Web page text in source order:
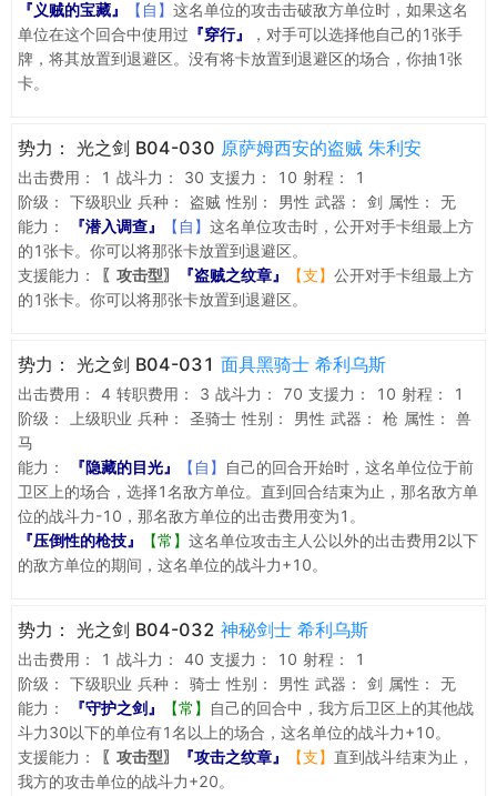
『义贼的宝藏』 【自】 这名单位的攻击击破敌方单位时，如果这名
单位在这个回合中使用过 『穿行』
，对手可以选择他自己的1张手
牌，将其放置到退避区。没有将卡放置到退避区的场合，你抽1张
卡。
势力： 光之剑 B04-030 原萨姆西安的盗贼 朱利安
出击费用： 1 战斗力： 30 支援力： 10 射程：
1
阶级：
下级职业 兵种： 盗贼 性别： 男性 武器： 剑 属性：
无
能力：
『潜入调查』 【自】 这名单位攻击时，公开对手卡组最上方
的1张卡。你可以将那张卡放置到退避区。
支援能力：
〖攻击型〗 『盗贼之纹章』 【支】 公开对手卡组最上方
的1张卡。你可以将那张卡放置到退避区。
势力： 光之剑 B04-031 面具黑骑士 希利乌斯
出击费用： 4 转职费用： 3 战斗力： 70 支援力： 10 射程：
1
阶级：
上级职业 兵种： 圣骑士 性别： 男性 武器： 枪 属性：
兽
马
能力：
『隐藏的目光』 【自】
自己的回合开始时，这名单位位于前
卫区上的场合，选择1名敌方单位。直到回合结束为止，那名敌方单
位的战斗力-10，那名敌方单位的出击费用变为1。
『压倒性的枪技』
【常】 这名单位攻击主人公以外的出击费用2以下
的敌方单位的期间，这名单位的战斗力+10。
势力： 光之剑 B04-032 神秘剑士 希利乌斯
出击费用： 1 战斗力： 40 支援力： 10 射程：
1
阶级：
下级职业 兵种： 骑士 性别： 男性 武器： 剑 属性：
无
能力：
『守护之剑』 【常】
自己的回合中，我方后卫区上的其他战
斗力30以下的单位有1名以上的场合，这名单位的战斗力+10。
支援能力：
〖攻击型〗 『攻击之纹章』 【支】 直到战斗结束为止，
我方的攻击单位的战斗力+20。